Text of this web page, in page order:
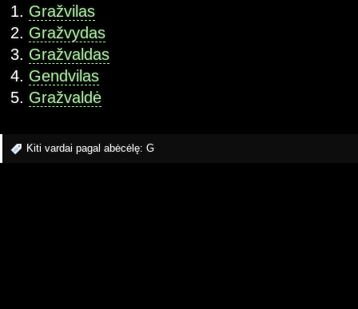
Gražvilas
Gražvydas
Gražvaldas
Gendvilas
Gražvaldė
Kiti vardai pagal abėcėlę: G